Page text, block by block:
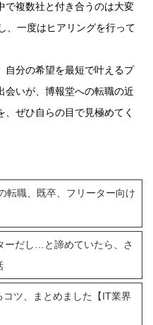
で複数社と付き合うのは大変
、一度はヒアリングを行って
自分の希望を最短で叶えるプ
会いが、博報堂への転職の近
ぜひ自らの目で見極めてく
転職、既卒、フリーター向け
ーだし…と諦めていたら、さ
ツ、まとめました【IT業界